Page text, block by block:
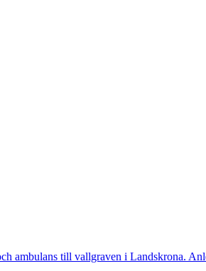
ambulans till vallgraven i Landskrona.